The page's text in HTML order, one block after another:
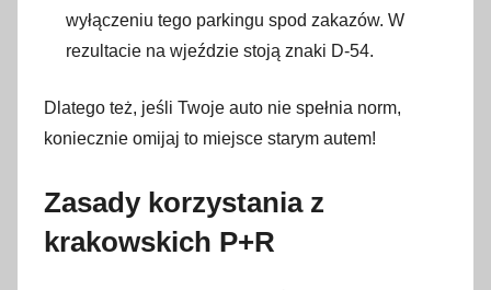
wyłączeniu tego parkingu spod zakazów. W
rezultacie na wjeździe stoją znaki D-54.
Dlatego też, jeśli Twoje auto nie spełnia norm,
koniecznie omijaj to miejsce starym autem!
Zasady korzystania z
krakowskich P+R